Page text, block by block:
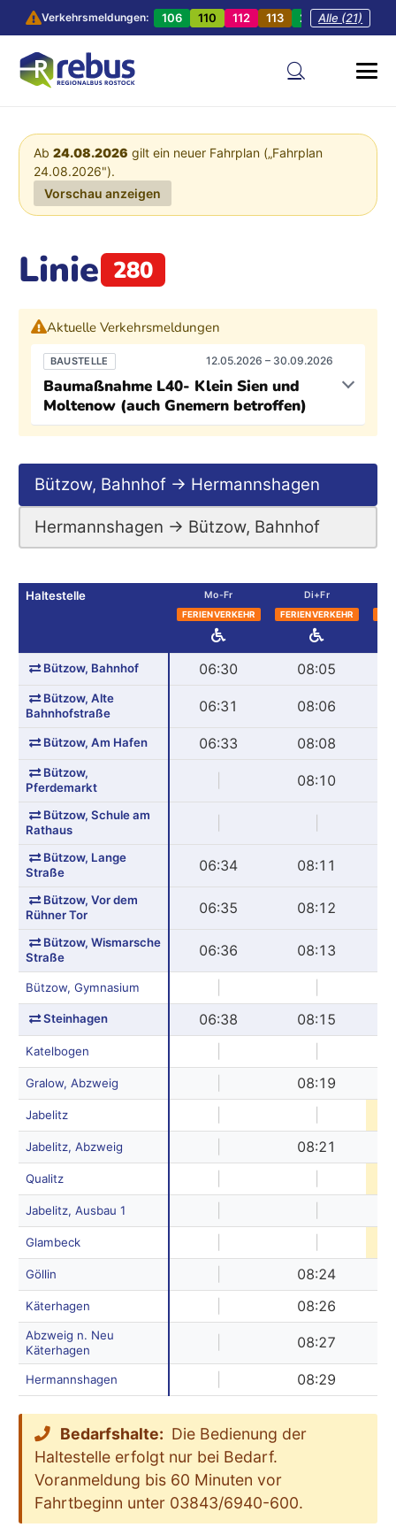
Verkehrsmeldungen: 106 110 112 113 201 202
Alle (21)
Ab 24.08.2026 gilt ein neuer Fahrplan („Fahrplan
24.08.2026").
Vorschau anzeigen
Linie 280
Aktuelle Verkehrsmeldungen
BAUSTELLE 12.05.2026 – 30.09.2026
Baumaßnahme L40- Klein Sien und
Moltenow (auch Gnemern betroffen)
Bützow, Bahnhof → Hermannshagen
Hermannshagen → Bützow, Bahnhof
Haltestelle Mo-Fr
FERIENVERKEHR
Di+Fr
FERIENVERKEHR
Bützow, Bahnhof 06:30 08:05
Bützow, Alte
Bahnhofstraße
06:31 08:06
Bützow, Am Hafen 06:33 08:08
Bützow,
Pferdemarkt
08:10
Bützow, Schule am
Rathaus
Bützow, Lange
Straße
06:34 08:11
Bützow, Vor dem
Rühner Tor
06:35 08:12
Bützow, Wismarsche
Straße
06:36 08:13
Bützow, Gymnasium
Steinhagen 06:38 08:15
Katelbogen
Gralow, Abzweig 08:19
Jabelitz
Jabelitz, Abzweig 08:21
Qualitz
Jabelitz, Ausbau 1
Glambeck
Göllin 08:24
Käterhagen 08:26
Abzweig n. Neu
Käterhagen
08:27
Hermannshagen 08:29
Bedarfshalte: Die Bedienung der
Haltestelle erfolgt nur bei Bedarf.
Voranmeldung bis 60 Minuten vor
Fahrtbeginn unter 03843/6940-600.